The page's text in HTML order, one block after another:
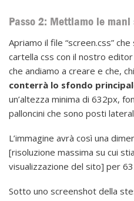
Passo 2: Mettiamo le
Apriamo il file “screen.css”
cartella css con il nostro
che andiamo a creare e che,
conterrà lo sfondo
un’altezza minima di 632px,
palloncini che sono posti
L’immagine avrà così una
[risoluzione massima su cui
visualizzazione del sito] per
Sotto uno screenshot della